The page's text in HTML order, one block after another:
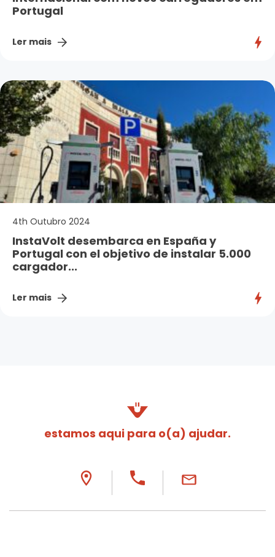
Portugal
Ler mais
4th Outubro 2024
InstaVolt desembarca en España y
Portugal con el objetivo de instalar 5.000
cargador...
Ler mais
estamos aqui para o(a) ajudar.